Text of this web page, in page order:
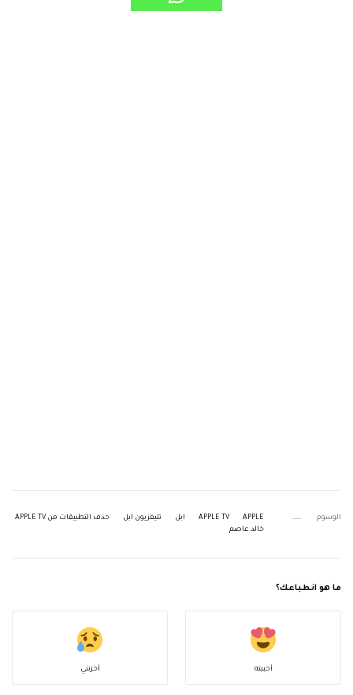
الوسوم APPLE
APPLE TV ابل تليفزيون ابل
حذف التطبيقات من APPLE TV
خالد عاصم
ما هو انطباعك؟
أحببته أحزنني